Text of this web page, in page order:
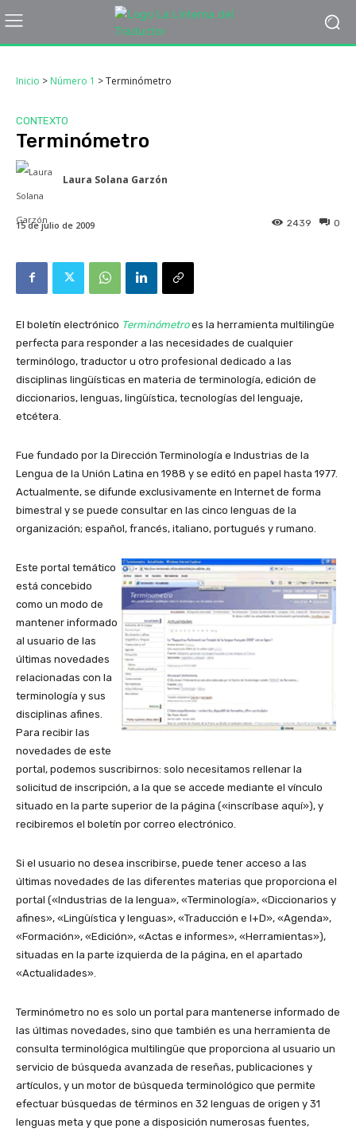
Inicio > Número 1 >Terminómetro
CONTEXTO
Terminómetro
Laura Solana Garzón
15 de julio de 2009 0
2439
El boletín electrónico Terminómetro es la herramienta multilingüe
perfecta para responder a las necesidades de cualquier
terminólogo, traductor u otro profesional dedicado a las
disciplinas lingüísticas en materia de terminología, edición de
diccionarios, lenguas, lingüística, tecnologías del lenguaje,
etcétera.
Fue fundado por la Dirección Terminología e Industrias de la
Lengua de la Unión Latina en 1988 y se editó en papel hasta 1977.
Actualmente, se difunde exclusivamente en Internet de forma
bimestral y se puede consultar en las cinco lenguas de la
organización; español, francés, italiano, portugués y rumano.
Este portal temático
está concebido
como un modo de
mantener informado
al usuario de las
últimas novedades
relacionadas con la
terminología y sus
disciplinas afines.
Para recibir las
novedades de este
portal, podemos suscribirnos: solo necesitamos rellenar la
solicitud de inscripción, a la que se accede mediante el vínculo
situado en la parte superior de la página («inscríbase aquí»), y
recibiremos el boletín por correo electrónico.
Si el usuario no desea inscribirse, puede tener acceso a las
últimas novedades de las diferentes materias que proporciona el
portal («Industrias de la lengua», «Terminología», «Diccionarios y
afines», «Lingüística y lenguas», «Traducción e I+D», «Agenda»,
«Formación», «Edición», «Actas e informes», «Herramientas»),
situadas en la parte izquierda de la página, en el apartado
«Actualidades».
Terminómetro no es solo un portal para mantenerse informado de
las últimas novedades, sino que también es una herramienta de
consulta terminológica multilingüe que proporciona al usuario un
servicio de búsqueda avanzada de reseñas, publicaciones y
artículos, y un motor de búsqueda terminológico que permite
efectuar búsquedas de términos en 32 lenguas de origen y 31
lenguas meta y que pone a disposición numerosas fuentes,